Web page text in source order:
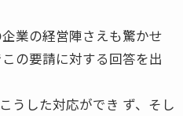
業の経営陣さえも驚かせ
の要請に対する回答を出
うした対応ができ ず、そし